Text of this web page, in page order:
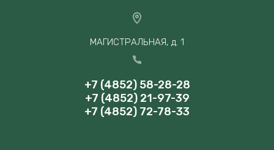
МАГИСТРАЛЬНАЯ, д. 1
+7 (4852) 58-28-28
+7 (4852) 21-97-39
+7 (4852) 72-78-33